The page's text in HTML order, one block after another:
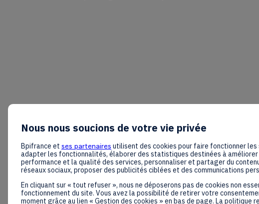
Nous nous soucions de votre vie privée
Bpifrance et ses partenaires utilisent des cookies pour faire fonctionner les
adapter les fonctionnalités, élaborer des statistiques destinées à
performance et la qualité des services, personnaliser et partager du
réseaux sociaux, proposer des publicités ciblées et des communications
En cliquant sur « tout refuser », nous ne déposerons pas de cookies non
fonctionnement du site. Vous avez la possibilité de retirer votre
moment grâce au lien « Gestion des cookies » en bas de page. La politique